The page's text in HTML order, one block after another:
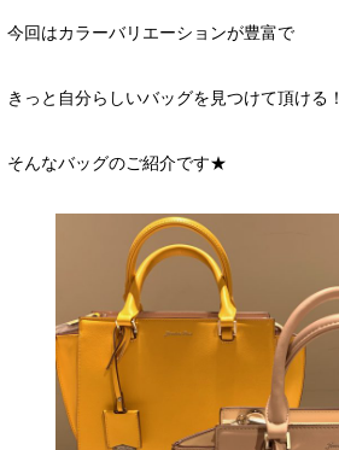
今回はカラーバリエーションが豊富で
きっと自分らしいバッグを見つけて頂ける！
そんなバッグのご紹介です★